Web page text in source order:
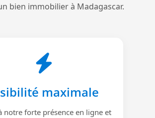
bien immobilier à Madagascar.
maximale
notre forte présence en ligne et